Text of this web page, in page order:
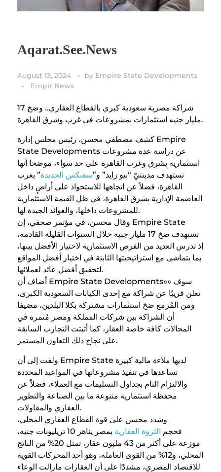
Aqarat.See.News
August 13, 2024 by Empire State Developments
Empir News
شراكة مصرية سعودية كبري بالقطاع العقاري.. وضخ 17
مليار جنيه استثمارات بمشروعات في غرب وشرق القاهرة.
كشف مصطفي محسن، رئيس مجلس إدارة Empire
State Developments عن دراسة عدة مشروعات
استثمارية يشرق وغرب القاهرة على حد سواء، موضحا أنها
تستهدف مدينتيّ “نيو زايد” و”سفنكس الجديدة” بغرب
القاهرة، فضلاً عن اتجاهها للاستحواذ على أراضٍ داخل
العاصمة الإدارية بشرق القاهرة، في ظل القيمة الاستثمارية
للمشروعات داخلها، والعوائد الجيدة لها.
وقال محسن، في مؤتمر صحفي، إن Empire State
تستهدف ضخ 17 مليار جنيه خلال السنوات القليلة القادمة،
إذ تدرس العديد من الفرص الاستثمارية لاختيار الأفضل بينها،
بما يتماشى مع استراتيجيتها الثابتة في اختيار أفضل المواقع
لتحقيق أفضل عائد لعملائها.
أضاف أن Empire State Developments»» سوف
تعلن قريبًا عن شراكة مع إحدى الكيانات السعودية الكبرى،
ومن المُزمع ضخ استثمارات مشتركة بكلا البلدين، مضيفا
أن الشراكة بين شركات المملكة ومصر مُثمرة في
المجالات كافة خاصة العقار، كما أثبتت التجارب السابقة
على نجاح ذلك التعاون المستمر.
ولفت إلى أن Empire State لديها ملاءة مالية كبيرة
تساعدها في تنفيذ مشروعاتها في المواعيد المحددة
والالتزام التام بجداول التسليمات مع العملاء، فضلاً عن
محفظة استثمارية متنوعة ما بين الصناعة والتطوير
العقاري والمقاولات.
وشدد محسن على قوة القطاع العقاري المحلي،
فحجم الثروة العقارية
بمصر يناهز 10 تريليونات جنيه،
موزعة على أكثر من 43 مليون عقار، تمثل 20% من الناتج
المحلي، و12% من القوى العاملة، وهو أحد المحركات القوية
للاقتصاد المصري، مشددًا على أن العقارات مازالت الوعاء